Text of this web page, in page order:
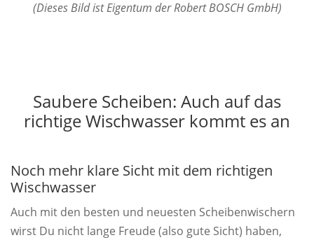
(Dieses Bild ist Eigentum der Robert BOSCH GmbH)
Saubere Scheiben: Auch auf das
richtige Wischwasser kommt es an
Noch mehr klare Sicht mit dem richtigen
Wischwasser
Auch mit den besten und neuesten Scheibenwischern
wirst Du nicht lange Freude (also gute Sicht) haben,